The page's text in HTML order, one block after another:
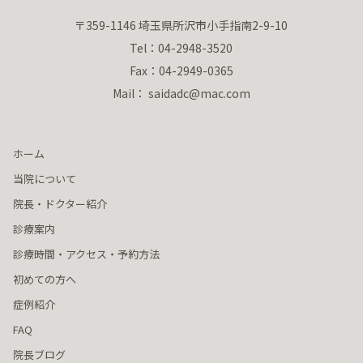
〒359-1146 埼玉県所沢市小手指南2-9-10
Tel：04-2948-3520
Fax：04-2949-0365
Mail： saidadc@mac.com
ホーム
当院について
院長・ドクター紹介
診療案内
診療時間・アクセス・予約方法
初めての方へ
症例紹介
FAQ
院長ブログ